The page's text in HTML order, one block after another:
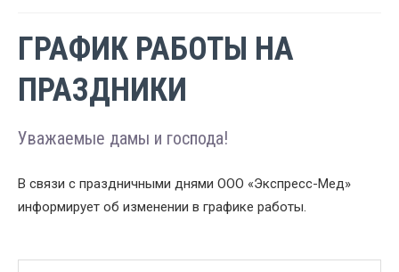
ГРАФИК РАБОТЫ НА
ПРАЗДНИКИ
Уважаемые дамы и господа!
В связи с праздничными днями ООО «Экспресс-Мед»
информирует об изменении в графике работы.